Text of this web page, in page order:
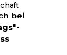
bei